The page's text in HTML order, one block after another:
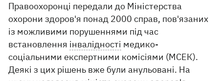
Правоохоронці передали до Міністерства
охорони здоров'я понад 2000 справ, пов'язаних
із можливими порушеннями під час
встановлення інвалідності медико-
соціальними експертними комісіями (МСЕК).
Деякі з цих рішень вже були анульовані. На